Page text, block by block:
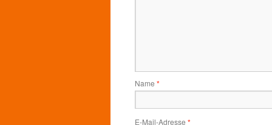
Name *
E-Mail-Adresse *